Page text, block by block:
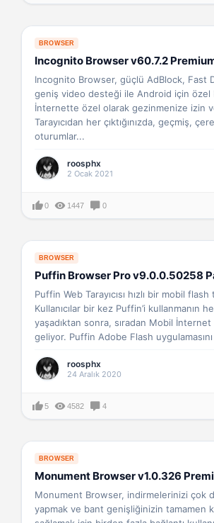
BROWSER
Incognito Browser v60.7.2
Incognito Browser, güçlü AdBlock, Fast
geniş video desteği ile Android için özel
İnternette özel olarak gezinmenize izin
Tarayıcıdan her çıktığınızda, geçmiş,
oturumlar...
roosphx
2 Ocak 2021
0 1447 0
BROWSER
Puffin Browser Pro v9.0.0.50258
Puffin Web Tarayıcısı hızlı bir mobil flash
Kullanıcılar bir kez Puffin’i kullanmanın
yaşadıktan sonra, sıradan Mobil
geliyor. Puffin Adobe Flash
roosphx
24 Aralık 2020
5 4582 4
BROWSER
Monument Browser v1.0.326
Monument Browser, indirmelerinizi çok
yapmak ve bant genişliğinizin tamamen